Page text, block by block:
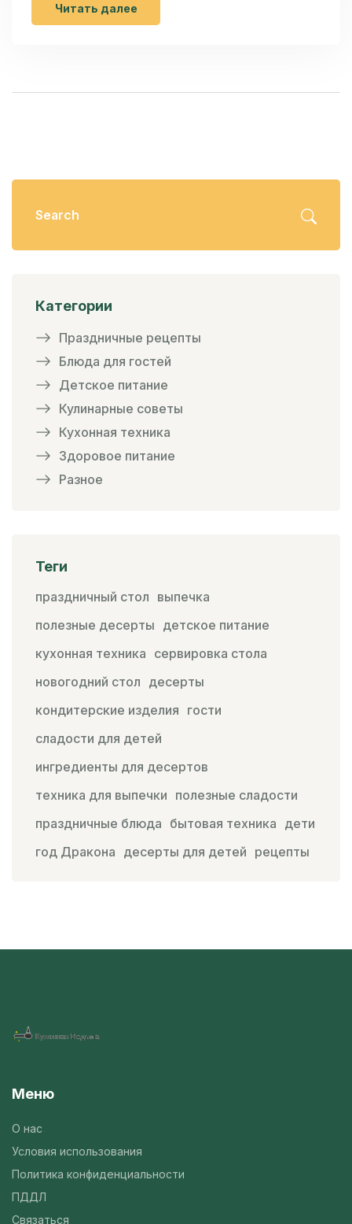
всем. Зная о недостатках, таких как
сложность ремонта и возможная
Читать далее
Категории
Праздничные рецепты
Блюда для гостей
Детское питание
Кулинарные советы
Кухонная техника
Здоровое питание
Разное
Теги
праздничный стол выпечка
полезные десерты детское питание
кухонная техника сервировка стола
новогодний стол десерты
кондитерские изделия гости
сладости для детей
ингредиенты для десертов
техника для выпечки полезные сладости
праздничные блюда бытовая техника дети
год Дракона десерты для детей рецепты
Меню
О нас
Условия использования
Политика конфиденциальности
ПДДЛ
Связаться